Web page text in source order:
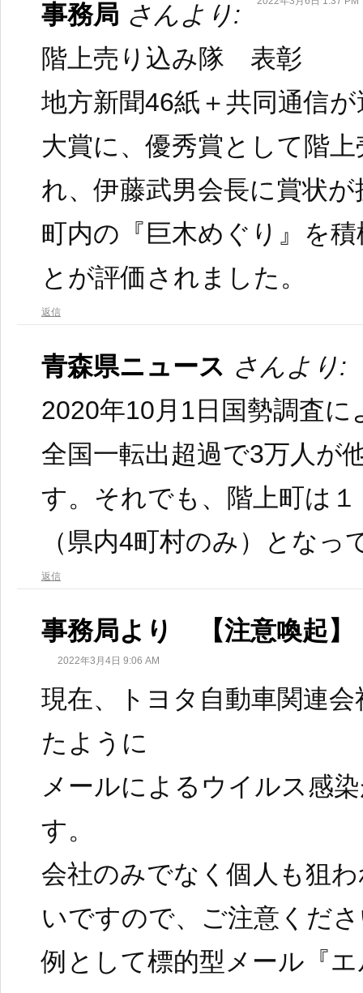
事務局 さんより:
階上売り込み隊 表彰
地方新聞46紙＋共同通信
大賞に、優秀賞として階
れ、伊藤武男会長に賞状
町内の『巨木めぐり』を
とが評価されました。
返信
青森県ニュース さんより:
2020年10月1日国勢調査
全国一転出超過で3万人が
す。それでも、階上町は
（県内4町村のみ）となっ
返信
事務局より 【注意喚起】
2022年3月4日 9:06 AM
現在、トヨタ自動車関連
たように
メールによるウイルス感
す。
会社のみでなく個人も狙
いですので、ご注意くだ
例として標的型メール『